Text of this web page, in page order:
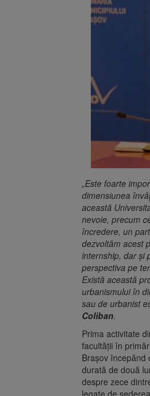
„Este foarte
dimensiunea
această
nevoie, precum
încredere, un
dezvoltăm acest
internship, dar și
perspectiva pe
Există această
urbanismului în
sau de urbanist
Coliban.
Prima activitate
facultății în
Brașov începând
durată de două
despre zece